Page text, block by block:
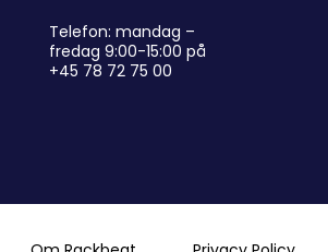
Telefon: mandag –
fredag 9:00-15:00 på
+45 78 72 75 00